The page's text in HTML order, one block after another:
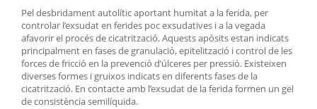
Pel desbridament autolític aportant humitat a la ferida, per
controlar l’exsudat en ferides poc exsudatives i a la vegada
afavorir el procés de cicatrització. Aquests apòsits estan indicats
principalment en fases de granulació, epitelització i control de les
forces de fricció en la prevenció d’úlceres per pressió. Existeixen
diverses formes i gruixos indicats en diferents fases de la
cicatrització. En contacte amb l’exsudat de la ferida formen un gel
de consistència semilíquida.